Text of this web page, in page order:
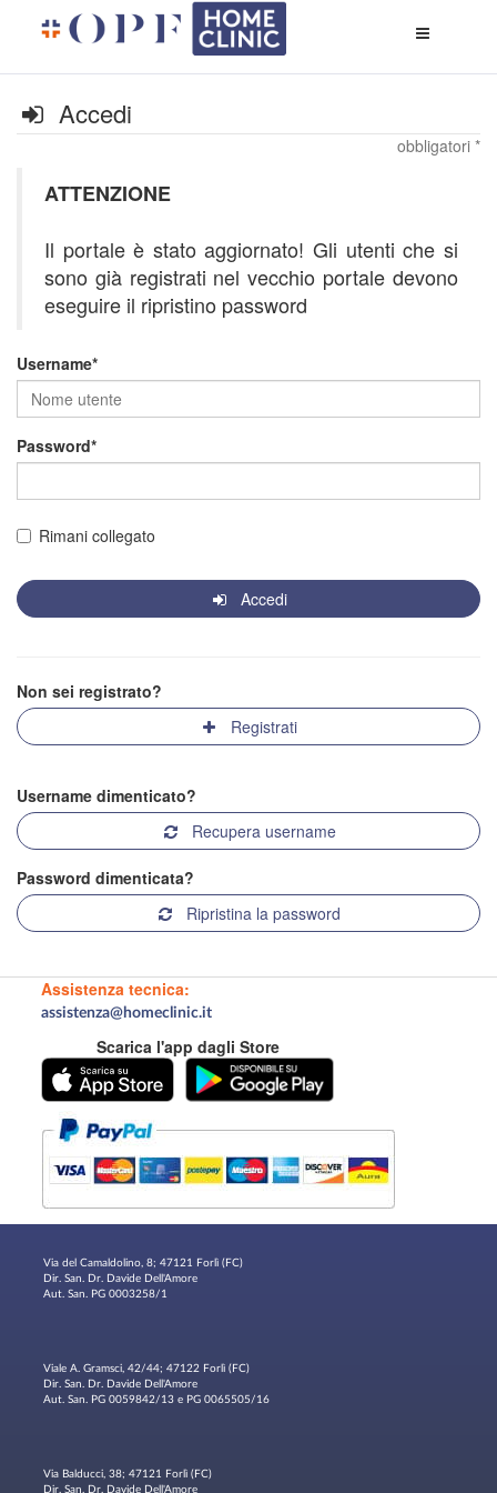
di
Accedi
obbligatori *
ATTENZIONE
Il portale è stato aggiornato! Gli utenti che si
sono già registrati nel vecchio portale devono
eseguire il ripristino password
Username
Password
Rimani collegato
Accedi
Non sei registrato?
Registrati
Username dimenticato?
Recupera username
Password dimenticata?
Ripristina la password
Assistenza tecnica:
assistenza@homeclinic.it
Scarica l'app dagli Store
Via del Camaldolino, 8; 47121 Forlì (FC)
Dir. San. Dr. Davide Dell'Amore
Aut. San. PG 0003258/1
Viale A. Gramsci, 42/44; 47122 Forlì (FC)
Dir. San. Dr. Davide Dell'Amore
Aut. San. PG 0059842/13 e PG 0065505/16
Via Balducci, 38; 47121 Forlì (FC)
Dir. San. Dr. Davide Dell'Amore